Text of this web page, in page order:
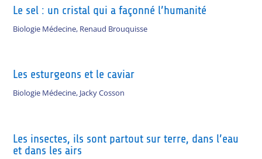
Le sel : un cristal qui a façonné l’humanité
Biologie Médecine, Renaud Brouquisse
Les esturgeons et le caviar
Biologie Médecine, Jacky Cosson
Les insectes, ils sont partout sur terre, dans l’eau
et dans les airs